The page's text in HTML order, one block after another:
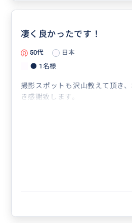
凄く良かったです！
50代 日本
● 1名様
撮影スポットも沢山教えて頂き
き感謝致します。